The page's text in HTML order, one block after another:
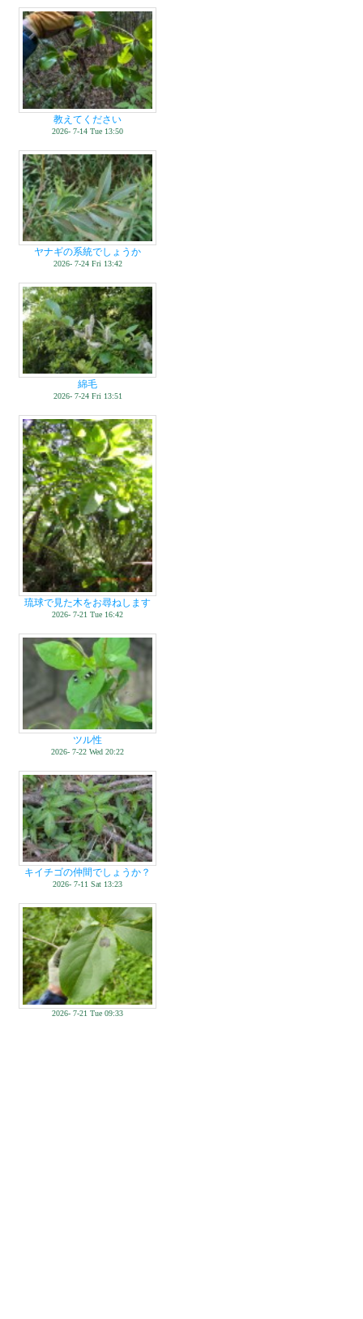
教えてください
2026- 7-14 Tue 13:50
ヤナギの系統でしょうか
2026- 7-24 Fri 13:42
綿毛
2026- 7-24 Fri 13:51
琉球で見た木をお尋ねします
2026- 7-21 Tue 16:42
ツル性
2026- 7-22 Wed 20:22
キイチゴの仲間でしょうか？
2026- 7-11 Sat 13:23
2026- 7-21 Tue 09:33